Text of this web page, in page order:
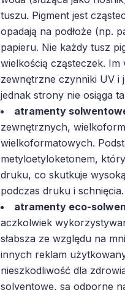
tuszu. Pigment jest
opadają na podłoże (np.
papieru. Nie każdy tusz
wielkością cząsteczek.
zewnętrzne czynniki UV i
jednak strony nie osiąga
atramenty
zewnętrznych,
wielkoformatowych.
metyloetyloketonem,
druku, co skutkuje
podczas druku i schnięcia.
atramenty eco-
aczkolwiek
słabsza ze względu na
innych reklam
nieszkodliwość dla
solventowe, są odporne